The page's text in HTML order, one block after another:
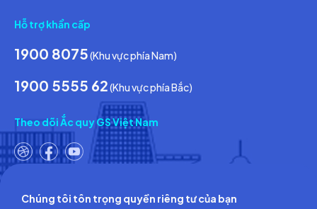
Hỗ trợ khẩn cấp
1900 8075(Khu vực phía Nam)
1900 5555 62(Khu vực phía Bắc)
Theo dõi Ắc quy GS Việt Nam
Chúng tôi tôn trọng quyền riêng tư của bạn